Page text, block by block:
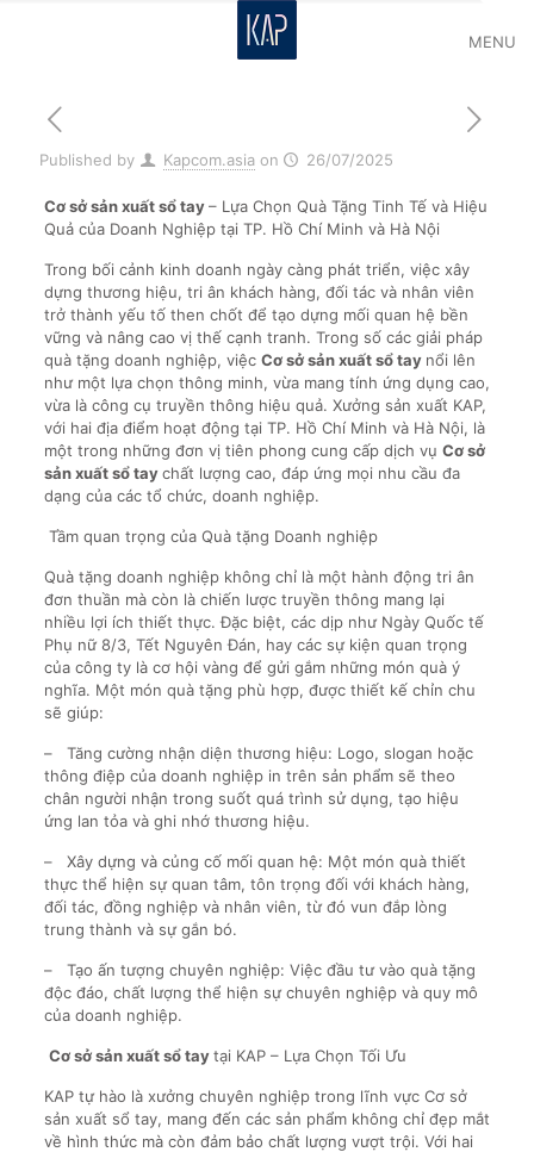
MENU
Published by Kapcom.asia on 26/07/2025
Cơ sở sản xuất sổ tay– Lựa Chọn Quà Tặng Tinh Tế và Hiệu
Quả của Doanh Nghiệp tại TP. Hồ Chí Minh và Hà Nội
Trong bối cảnh kinh doanh ngày càng phát triển, việc xây
dựng thương hiệu, tri ân khách hàng, đối tác và nhân viên
trở thành yếu tố then chốt để tạo dựng mối quan hệ bền
vững và nâng cao vị thế cạnh tranh. Trong số các giải pháp
quà tặng doanh nghiệp, việc Cơ sở sản xuất sổ tay nổi lên
như một lựa chọn thông minh, vừa mang tính ứng dụng cao,
vừa là công cụ truyền thông hiệu quả. Xưởng sản xuất KAP,
với hai địa điểm hoạt động tại TP. Hồ Chí Minh và Hà Nội, là
một trong những đơn vị tiên phong cung cấp dịch vụ Cơ sở
sản xuất sổ taychất lượng cao, đáp ứng mọi nhu cầu đa
dạng của các tổ chức, doanh nghiệp.
Tầm quan trọng của Quà tặng Doanh nghiệp
Quà tặng doanh nghiệp không chỉ là một hành động tri ân
đơn thuần mà còn là chiến lược truyền thông mang lại
nhiều lợi ích thiết thực. Đặc biệt, các dịp như Ngày Quốc tế
Phụ nữ 8/3, Tết Nguyên Đán, hay các sự kiện quan trọng
của công ty là cơ hội vàng để gửi gắm những món quà ý
nghĩa. Một món quà tặng phù hợp, được thiết kế chỉn chu
sẽ giúp:
– Tăng cường nhận diện thương hiệu: Logo, slogan hoặc
thông điệp của doanh nghiệp in trên sản phẩm sẽ theo
chân người nhận trong suốt quá trình sử dụng, tạo hiệu
ứng lan tỏa và ghi nhớ thương hiệu.
– Xây dựng và củng cố mối quan hệ: Một món quà thiết
thực thể hiện sự quan tâm, tôn trọng đối với khách hàng,
đối tác, đồng nghiệp và nhân viên, từ đó vun đắp lòng
trung thành và sự gắn bó.
– Tạo ấn tượng chuyên nghiệp: Việc đầu tư vào quà tặng
độc đáo, chất lượng thể hiện sự chuyên nghiệp và quy mô
của doanh nghiệp.
Cơ sở sản xuất sổ taytại KAP – Lựa Chọn Tối Ưu
KAP tự hào là xưởng chuyên nghiệp trong lĩnh vực Cơ sở
sản xuất sổ tay, mang đến các sản phẩm không chỉ đẹp mắt
về hình thức mà còn đảm bảo chất lượng vượt trội. Với hai